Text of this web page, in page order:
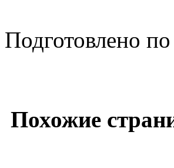
Подготовлено
Похожие